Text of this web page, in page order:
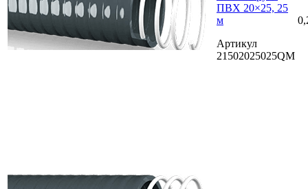
ПВХ 20×25, 25
м
Артикул
21502025025QM